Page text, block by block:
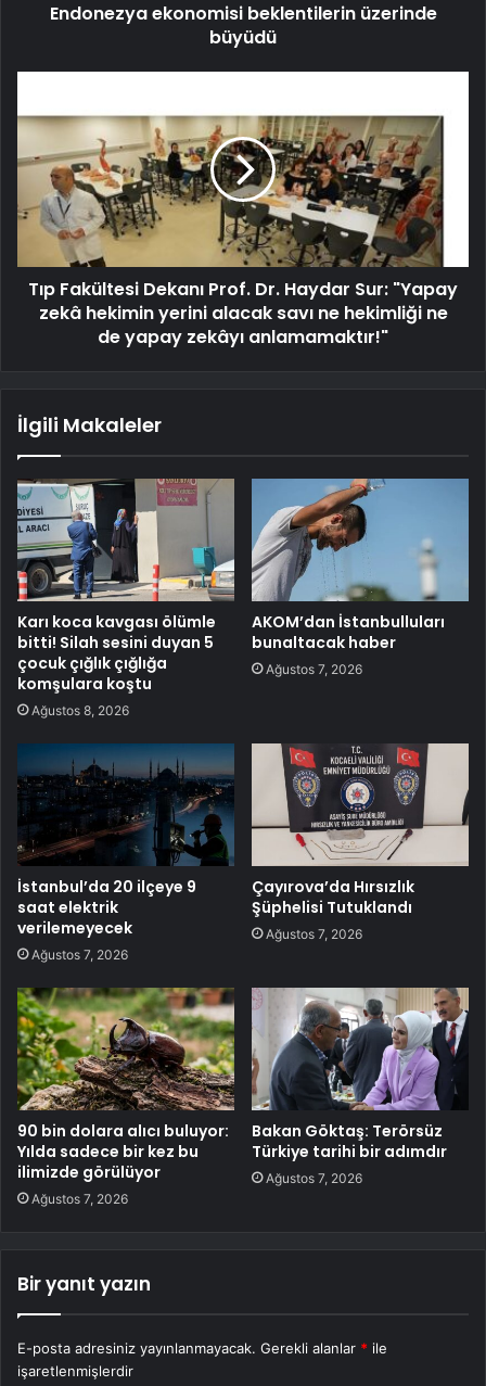
Endonezya ekonomisi beklentilerin üzerinde
büyüdü
Tıp Fakültesi Dekanı Prof. Dr. Haydar Sur: "Yapay
zekâ hekimin yerini alacak savı ne hekimliği ne
de yapay zekâyı anlamamaktır!"
İlgili Makaleler
Karı koca kavgası ölümle
bitti! Silah sesini duyan 5
çocuk çığlık çığlığa
komşulara koştu
Ağustos 8, 2026
AKOM’dan İstanbulluları
bunaltacak haber
Ağustos 7, 2026
İstanbul’da 20 ilçeye 9
saat elektrik
verilemeyecek
Ağustos 7, 2026
Çayırova’da Hırsızlık
Şüphelisi Tutuklandı
Ağustos 7, 2026
90 bin dolara alıcı buluyor:
Yılda sadece bir kez bu
ilimizde görülüyor
Ağustos 7, 2026
Bakan Göktaş: Terörsüz
Türkiye tarihi bir adımdır
Ağustos 7, 2026
Bir yanıt yazın
E-posta adresiniz yayınlanmayacak. Gerekli alanlar * ile
işaretlenmişlerdir